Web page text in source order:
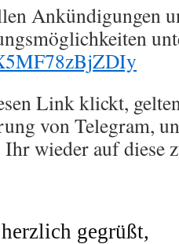
Ankündigungen
Link klickt,
von Telegram,
Ihr wieder auf diese
gegrüßt,